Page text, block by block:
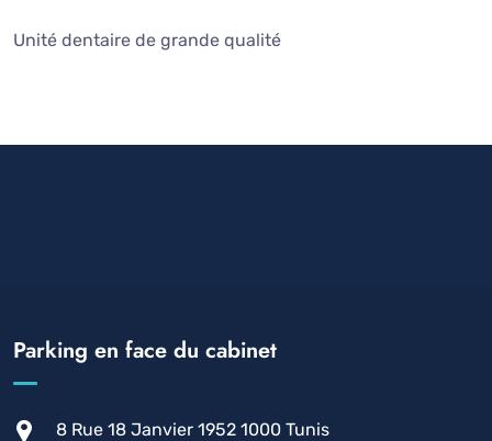
Unité dentaire de grande qualité
Parking en face du cabinet
8 Rue 18 Janvier 1952 1000 Tunis